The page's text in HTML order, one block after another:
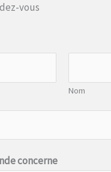
vous
Nom
concerne